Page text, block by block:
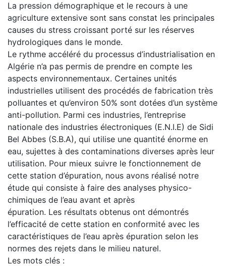
La pression démographique et le recours à une
agriculture extensive sont sans constat les principales
causes du stress croissant porté sur les réserves
hydrologiques dans le monde.
Le rythme accéléré du processus d’industrialisation en
Algérie n’a pas permis de prendre en compte les
aspects environnementaux. Certaines unités
industrielles utilisent des procédés de fabrication très
polluantes et qu’environ 50% sont dotées d’un système
anti-pollution. Parmi ces industries, l’entreprise
nationale des industries électroniques (E.N.I.E) de Sidi
Bel Abbes (S.B.A), qui utilise une quantité énorme en
eau, sujettes à des contaminations diverses après leur
utilisation. Pour mieux suivre le fonctionnement de
cette station d’épuration, nous avons réalisé notre
étude qui consiste à faire des analyses physico-
chimiques de l’eau avant et après
épuration. Les résultats obtenus ont démontrés
l’efficacité de cette station en conformité avec les
caractéristiques de l’eau après épuration selon les
normes des rejets dans le milieu naturel.
Les mots clés :